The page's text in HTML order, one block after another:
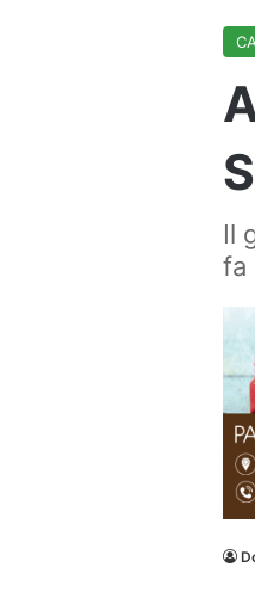
Il
fa